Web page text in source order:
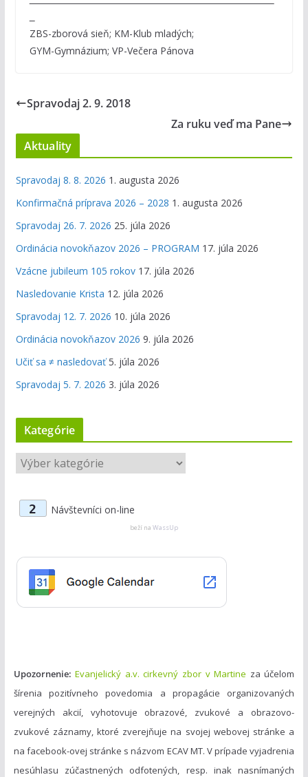
ZBS-zborová sieň; KM-Klub mladých;
GYM-Gymnázium; VP-Večera Pánova
Spravodaj 2. 9. 2018
Za ruku veď ma Pane
Aktuality
Spravodaj 8. 8. 2026 1. augusta 2026
Konfirmačná príprava 2026 – 2028 1. augusta 2026
Spravodaj 26. 7. 2026 25. júla 2026
Ordinácia novokňazov 2026 – PROGRAM 17. júla 2026
Vzácne jubileum 105 rokov 17. júla 2026
Nasledovanie Krista 12. júla 2026
Spravodaj 12. 7. 2026 10. júla 2026
Ordinácia novokňazov 2026 9. júla 2026
Učiť sa ≠ nasledovať 5. júla 2026
Spravodaj 5. 7. 2026 3. júla 2026
Kategórie
K
a
r
2 Návštevníci on-line
beží na WassUp
Upozornenie: Evanjelický a.v. cirkevný zbor v Martine za účelom
šírenia pozitívneho povedomia a propagácie organizovaných
verejných akcií, vyhotovuje obrazové, zvukové a obrazovo-
zvukové záznamy, ktoré zverejňuje na svojej webovej stránke a
na facebook-ovej stránke s názvom ECAV MT. V prípade vyjadrenia
nesúhlasu zúčastnených odfotených, resp. inak nasnímaných